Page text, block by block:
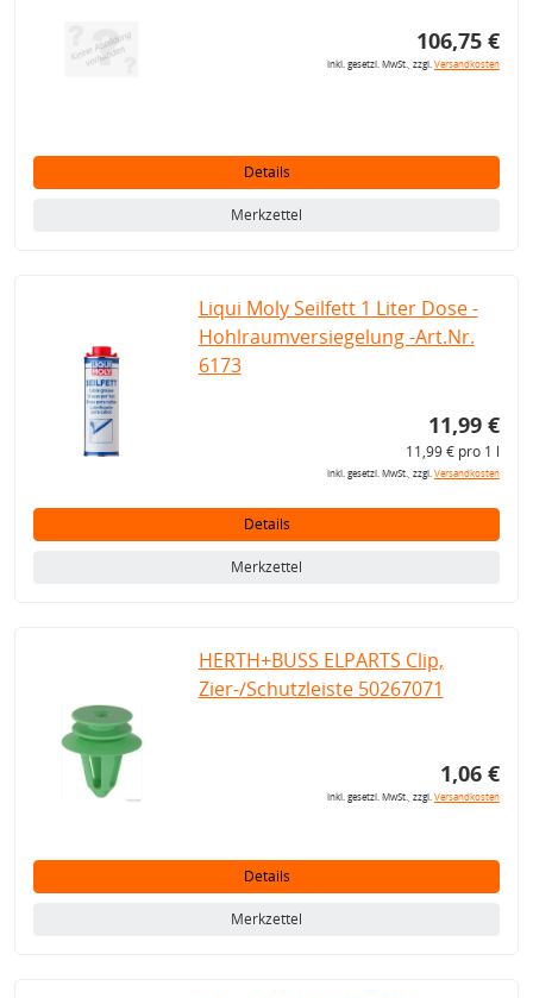
106,75 €
inkl. gesetzl. MwSt., zzgl.Versandkosten
Details
Merkzettel
Liqui Moly Seilfett 1 Liter Dose -
Hohlraumversiegelung -Art.Nr.
6173
11,99 €
11,99 € pro 1 l
inkl. gesetzl. MwSt., zzgl.Versandkosten
Details
Merkzettel
HERTH+BUSS ELPARTS Clip,
Zier-/Schutzleiste 50267071
1,06 €
inkl. gesetzl. MwSt., zzgl.Versandkosten
Details
Merkzettel